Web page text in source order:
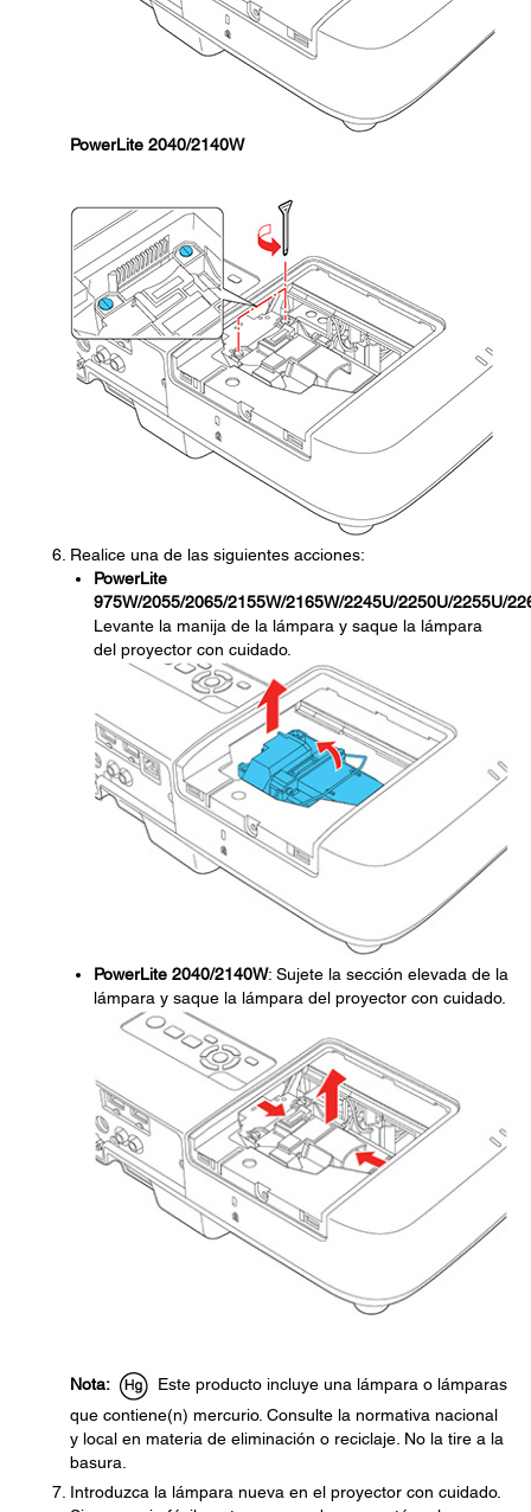
PowerLite 2040/2140W
Realice una de las siguientes acciones:
PowerLite
975W/2055/2065/2155W/2165W/2245U/2250U/2255U/
Levante la manija de la lámpara y saque la lámpara
del proyector con cuidado.
PowerLite 2040/2140W: Sujete la sección elevada de la
lámpara y saque la lámpara del proyector con cuidado.
Nota:
Este producto incluye una lámpara o lámparas
que contiene(n) mercurio. Consulte la normativa nacional
y local en materia de eliminación o reciclaje. No la tire a la
basura.
Introduzca la lámpara nueva en el proyector con cuidado.